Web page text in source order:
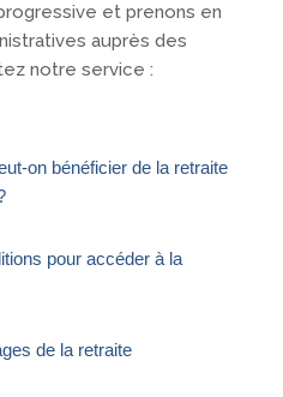
et prenons en
auprès des
notre service :
on bénéficier de la retraite
pour accéder à la
de la retraite